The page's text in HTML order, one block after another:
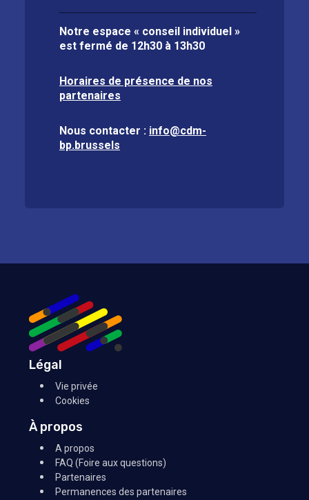
Notre espace « conseil individuel »
est fermé de 12h30 à 13h30
Horaires de présence de nos
partenaires
Nous contacter : info@cdm-
bp.brussels
Légal
Vie privée
Cookies
À propos
A propos
FAQ (Foire aux questions)
Partenaires
Permanences des partenaires